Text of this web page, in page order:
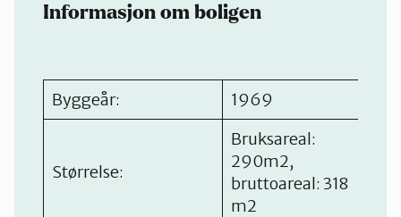
Informasjon om boligen
Byggeår: 1969
Størrelse:
Bruksareal:
290m2,
bruttoareal: 318
m2